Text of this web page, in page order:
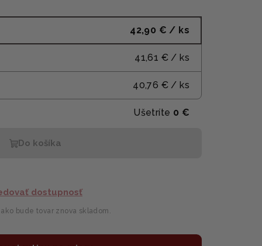
42,90 € / ks
41,61 € / ks
40,76 € / ks
Ušetríte 0 €
Do košíka
dostupnosť
bude tovar znova skladom.